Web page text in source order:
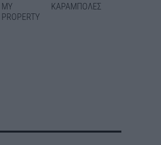
MY
PROPERTY
ΚΑΡΑΜΠΟΛΕΣ